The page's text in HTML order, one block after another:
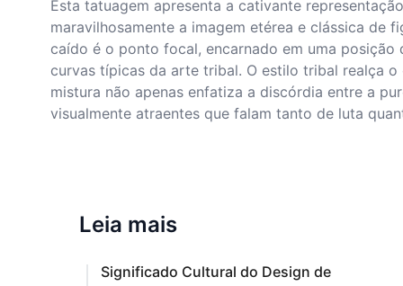
Esta tatuagem apresenta a cativante
maravilhosamente a imagem etérea e clássica
caído é o ponto focal, encarnado em uma
curvas típicas da arte tribal. O estilo tribal realça
mistura não apenas enfatiza a discórdia entre a
visualmente atraentes que falam tanto de luta
Leia mais
Significado Cultural do Design de